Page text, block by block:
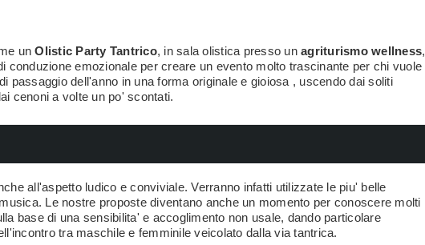
unOlistic Party Tantrico, in sala olistica presso un agriturismo wellness,
conduzione emozionale per creare un evento molto trascinante per chi vuole
passaggio dell'anno in una forma originale e gioiosa , uscendo dai soliti
cenoni a volte un po' scontati.
all'aspetto ludico e conviviale. Verranno infatti utilizzate le piu' belle
Le nostre proposte diventano anche un momento per conoscere molti
base di una sensibilita' e accoglimento non usale, dando particolare
tra maschile e femminile veicolato dalla via tantrica.